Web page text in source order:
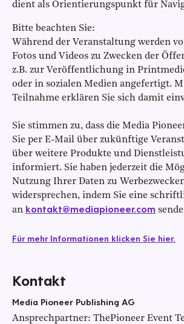
dient als Orientierungspunkt für
Bitte beachten Sie:
Während der Veranstaltung werden
Fotos und Videos zu Zwecken der
z.B. zur Veröffentlichung in
oder in sozialen Medien angefertigt.
Teilnahme erklären Sie sich damit
Sie stimmen zu, dass die Media
Sie per E-Mail über zukünftige
über weitere Produkte und
informiert. Sie haben jederzeit die
Nutzung Ihrer Daten zu
widersprechen, indem Sie eine
an kontakt@mediapioneer.com
Für mehr Informationen klicken Sie hier.
Kontakt
Media Pioneer Publishing AG
Ansprechpartner: ThePioneer Event